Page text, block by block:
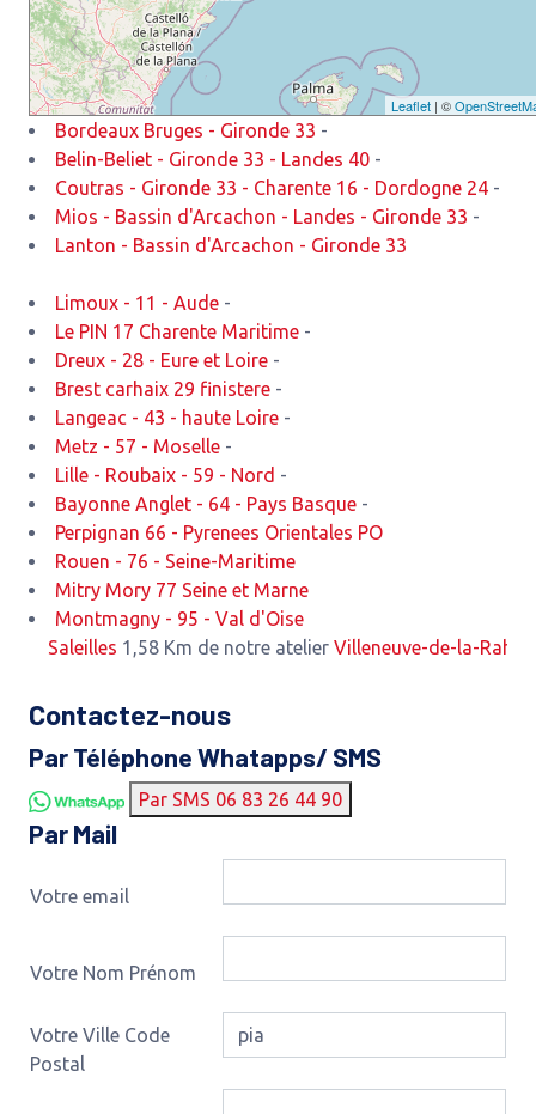
Leaflet | ©
Bordeaux Bruges - Gironde 33 -
Belin-Beliet - Gironde 33 - Landes 40 -
Coutras - Gironde 33 - Charente 16 - Dordogne 24 -
Mios - Bassin d'Arcachon - Landes - Gironde 33 -
Lanton - Bassin d'Arcachon - Gironde 33
Limoux - 11 - Aude -
Le PIN 17 Charente Maritime -
Dreux - 28 - Eure et Loire -
Brest carhaix 29 finistere -
Langeac - 43 - haute Loire -
Metz - 57 - Moselle -
Lille - Roubaix - 59 - Nord -
Bayonne Anglet - 64 - Pays Basque -
Perpignan 66 - Pyrenees Orientales PO
Rouen - 76 - Seine-Maritime
Mitry Mory 77 Seine et Marne
Montmagny - 95 - Val d'Oise
Saleilles1,58 Km de notre atelierVilleneuve-de-la-Raho2,52
Contactez-nous
Par Téléphone Whatapps/ SMS
Par SMS 06 83 26 44 90
Par Mail
Votre email
Votre Nom Prénom
Votre Ville Code
Postal